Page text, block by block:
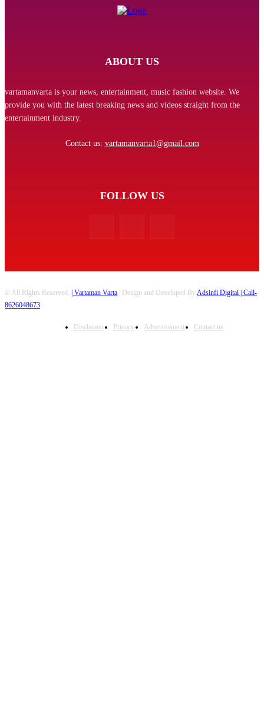
ABOUT US
vartamanvarta is your news, entertainment, music fashion website. We
provide you with the latest breaking news and videos straight from the
entertainment industry.
Contact us: vartamanvarta1@gmail.com
FOLLOW US
© All Rights Reserved. | Vartaman Varta | Design and Developed ByAdsinfi Digital | Call-
8626048673
Disclaimer Privacy Advertisement Contact us